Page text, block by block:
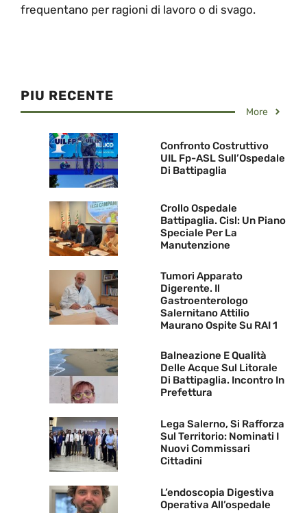
frequentano per ragioni di lavoro o di svago.
PIU RECENTE
More
Confronto Costruttivo
UIL Fp-ASL Sull’Ospedale
Di Battipaglia
Crollo Ospedale
Battipaglia. Cisl: Un Piano
Speciale Per La
Manutenzione
Tumori Apparato
Digerente. Il
Gastroenterologo
Salernitano Attilio
Maurano Ospite Su RAI 1
Balneazione E Qualità
Delle Acque Sul Litorale
Di Battipaglia. Incontro In
Prefettura
Lega Salerno, Si Rafforza
Sul Territorio: Nominati I
Nuovi Commissari
Cittadini
L’endoscopia Digestiva
Operativa All’ospedale